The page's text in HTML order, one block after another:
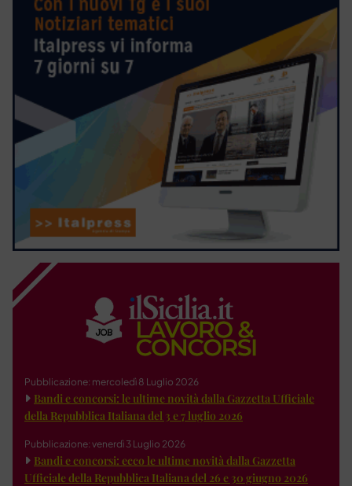
Pubblicazione: mercoledì 8 Luglio 2026
Bandi e concorsi: le ultime novità dalla Gazzetta Ufficiale
della Repubblica Italiana del 3 e 7 luglio 2026
Pubblicazione: venerdì 3 Luglio 2026
Bandi e concorsi: ecco le ultime novità dalla Gazzetta
Ufficiale della Repubblica Italiana del 26 e 30 giugno 2026